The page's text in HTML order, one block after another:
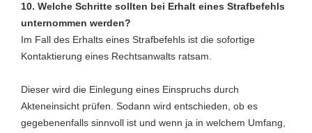
10. Welche Schritte sollten bei Erhalt eines Strafbefehls
unternommen werden?
Im Fall des Erhalts eines Strafbefehls ist die sofortige
Kontaktierung eines Rechtsanwalts ratsam.
Dieser wird die Einlegung eines Einspruchs durch
Akteneinsicht prüfen. Sodann wird entschieden, ob es
gegebenenfalls sinnvoll ist und wenn ja in welchem Umfang,